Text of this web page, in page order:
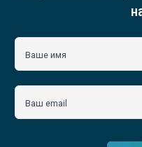
Ваше имя
Ваш email